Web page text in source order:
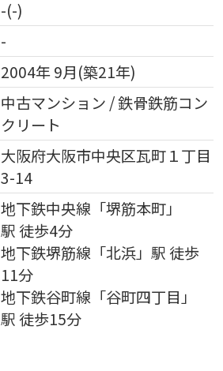
-(-)
-
2004年 9月(築21年)
中古マンション / 鉄骨鉄筋コン
クリート
大阪府大阪市中央区瓦町１丁目
3-14
地下鉄中央線「堺筋本町」
駅 徒歩4分
地下鉄堺筋線「北浜」駅 徒歩
11分
地下鉄谷町線「谷町四丁目」
駅 徒歩15分